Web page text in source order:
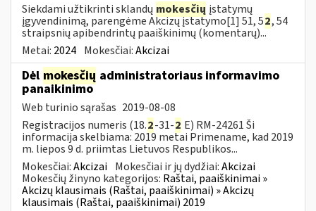
Siekdami užtikrinti sklandų mokesčių įstatymų
įgyvendinimą, parengėme Akcizų įstatymo[1] 51, 52, 54
straipsnių apibendrintų paaiškinimų (komentarų)...
Metai: 2024 Mokesčiai:Akcizai
Dėl mokesčių administratoriaus informavimo
panaikinimo
Web turinio sąrašas 2019-08-08
Registracijos numeris (18.2-31-2 E) RM-24261 Ši
informacija skelbiama: 2019 metai Primename, kad 2019
m. liepos 9 d. priimtas Lietuvos Respublikos...
Mokesčiai:Akcizai Mokesčiai ir jų dydžiai:Akcizai
Mokesčių žinyno kategorijos: Raštai, paaiškinimai »
Akcizų klausimais (Raštai, paaiškinimai) » Akcizų
klausimais (Raštai, paaiškinimai) 2019